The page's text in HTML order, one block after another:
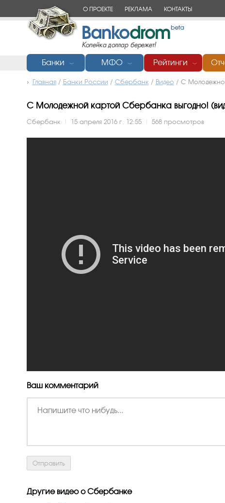
О ПРОЕКТЕ РЕКЛАМА КОНТАКТЫ
Банки ﹀ МФО ﹀ Рейтинги ﹀
Главная/ Банки России / Сбербанк / Видео / С
С Молодежной картой Сбербанка выгодно!
Сбербанк | 15 апреля 2016 г. 12:55 | 568 просмотров
Ваш комментарий
Другие видео о Сбербанке